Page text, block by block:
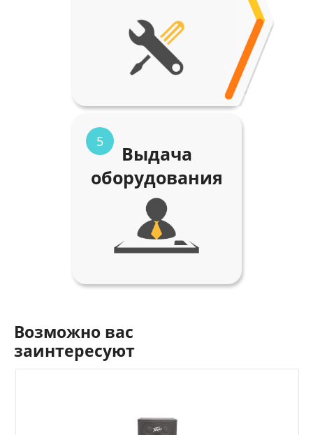
5
Выдача
оборудования
Возможно вас
заинтересуют